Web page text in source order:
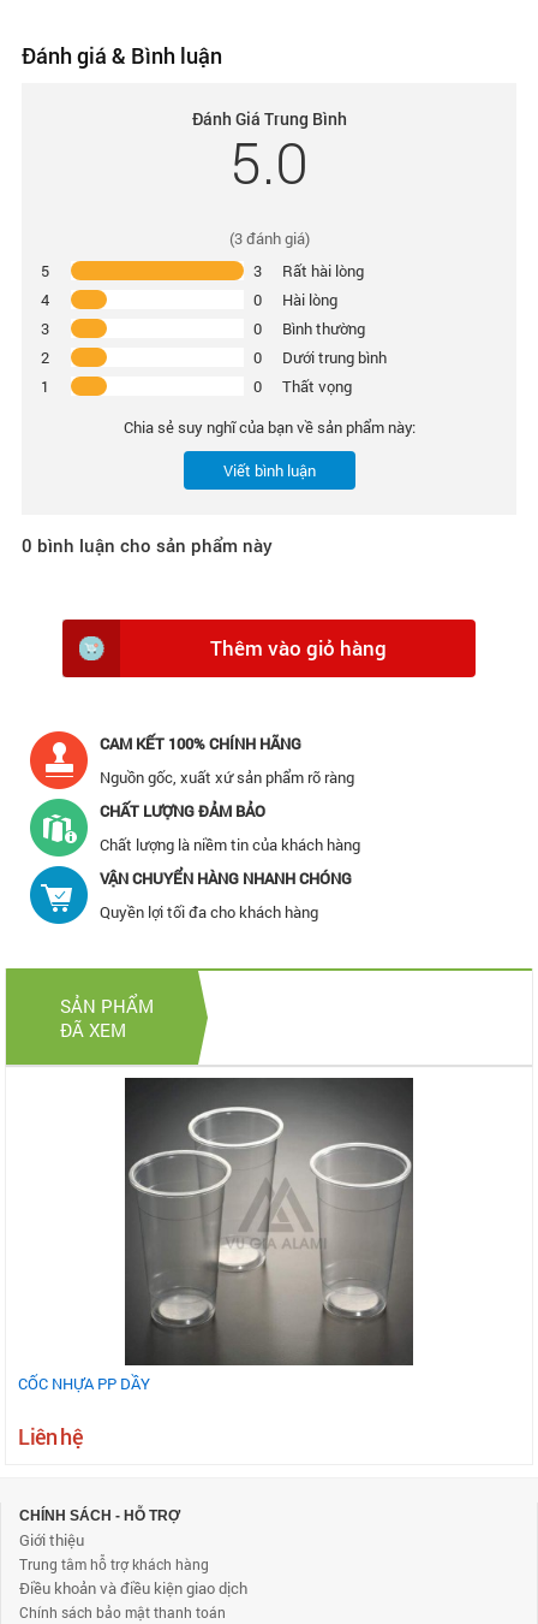
Đánh giá & Bình luận
Đánh Giá Trung Bình
5.0
(3đánh giá)
5
3
Rất hài lòng
4
0
Hài lòng
3
0
Bình thường
2
0
Dưới trung bình
1
0
Thất vọng
Chia sẻ suy nghĩ của bạn về sản phẩm này:
Viết bình luận
0 bình luận cho sản phẩm này
Thêm vào giỏ hàng
CAM KẾT 100% CHÍNH HÃNG
Nguồn gốc, xuất xứ sản phẩm rõ ràng
CHẤT LƯỢNG ĐẢM BẢO
Chất lượng là niềm tin của khách hàng
VẬN CHUYỂN HÀNG NHANH CHÓNG
Quyền lợi tối đa cho khách hàng
SẢN PHẨM
ĐÃ XEM
CỐC NHỰA PP DẦY
Liên hệ
CHÍNH SÁCH - HỖ TRỢ
Giới thiệu
Trung tâm hỗ trợ khách hàng
Điều khoản và điều kiện giao dịch
Chính sách bảo mật thanh toán